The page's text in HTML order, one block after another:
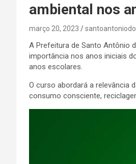
ambiental nos
março 20, 2023
A Prefeitura de Santo Antônio
importância nos anos iniciais
anos escolares.
O curso abordará a relevância
consumo consciente,